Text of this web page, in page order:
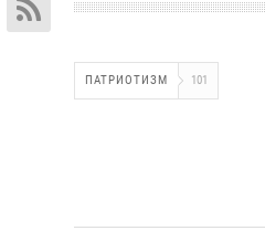
ПАТРИОТИЗМ 101